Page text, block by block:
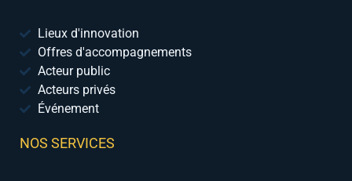
Lieux d'innovation
Offres d'accompagnements
Acteur public
Acteurs privés
Événement
NOS SERVICES